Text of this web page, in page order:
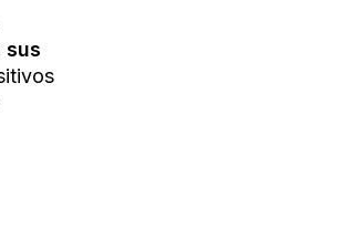
sus